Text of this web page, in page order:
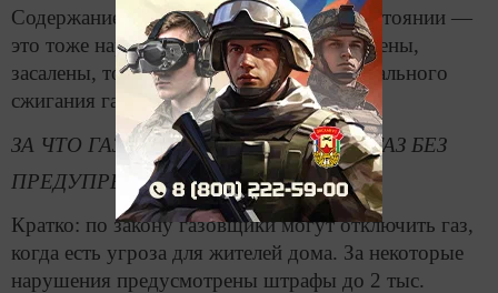
Содержание плиты в антисанитарном состоянии —
это тоже нарушение. Если горелки засорены,
засалены, то, естественно, не будет нормального
сжигания газа.
ЗА ЧТО ГАЗОВЩИКИ ОТКЛЮЧАЮТ ГАЗ БЕЗ
ПРЕДУПРЕЖДЕНИЯ
Кратко: по закону газовщики могут отключить газ,
когда есть угроза для жителей дома. За некоторые
нарушения предусмотрены штрафы до 2 тыс.